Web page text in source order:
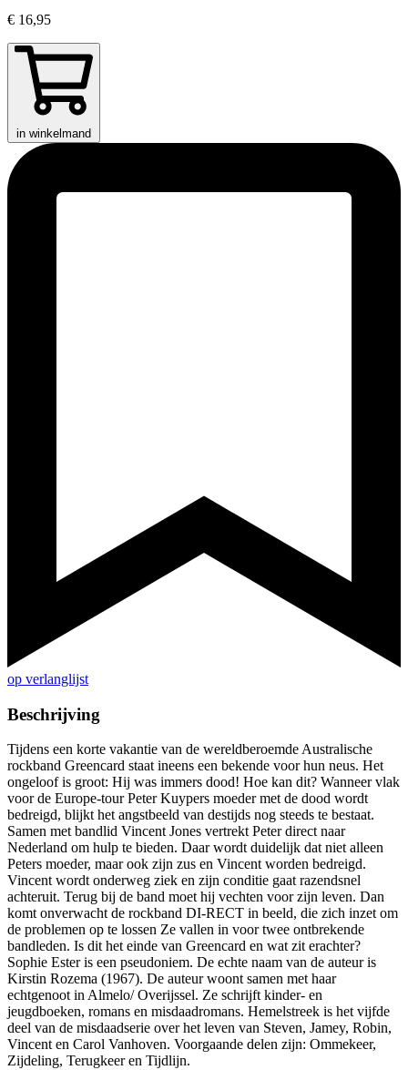
€ 16,95
in winkelmand
op verlanglijst
Beschrijving
Tijdens een korte vakantie van de wereldberoemde Australische
rockband Greencard staat ineens een bekende voor hun neus. Het
ongeloof is groot: Hij was immers dood! Hoe kan dit? Wanneer vlak
voor de Europe-tour Peter Kuypers moeder met de dood wordt
bedreigd, blijkt het angstbeeld van destijds nog steeds te bestaat.
Samen met bandlid Vincent Jones vertrekt Peter direct naar
Nederland om hulp te bieden. Daar wordt duidelijk dat niet alleen
Peters moeder, maar ook zijn zus en Vincent worden bedreigd.
Vincent wordt onderweg ziek en zijn conditie gaat razendsnel
achteruit. Terug bij de band moet hij vechten voor zijn leven. Dan
komt onverwacht de rockband DI-RECT in beeld, die zich inzet om
de problemen op te lossen Ze vallen in voor twee ontbrekende
bandleden. Is dit het einde van Greencard en wat zit erachter?
Sophie Ester is een pseudoniem. De echte naam van de auteur is
Kirstin Rozema (1967). De auteur woont samen met haar
echtgenoot in Almelo/ Overijssel. Ze schrijft kinder- en
jeugdboeken, romans en misdaadromans. Hemelstreek is het vijfde
deel van de misdaadserie over het leven van Steven, Jamey, Robin,
Vincent en Carol Vanhoven. Voorgaande delen zijn: Ommekeer,
Zijdeling, Terugkeer en Tijdlijn.